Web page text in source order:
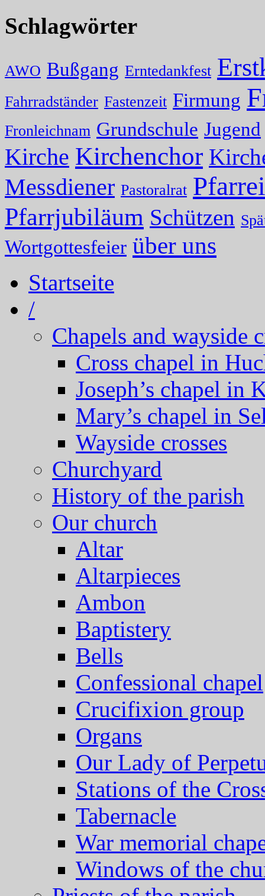
Schlagwörter
AWO Bußgang Erntedankfest
Fahrradständer Fastenzeit Firmung
Fronleichnam Grundschule Jugend
Kirche Kirchenchor
Messdiener Pastoralrat
Pfarrjubiläum Schützen
Wortgottesfeier über uns
Startseite
/
Chapels and wayside
Cross chapel in
Joseph’s chapel in
Mary’s chapel in
Wayside crosses
Churchyard
History of the parish
Our church
Altar
Altarpieces
Ambon
Baptistery
Bells
Confessional chapel
Crucifixion group
Organs
Our Lady of
Stations of the
Tabernacle
War memorial
Windows of the